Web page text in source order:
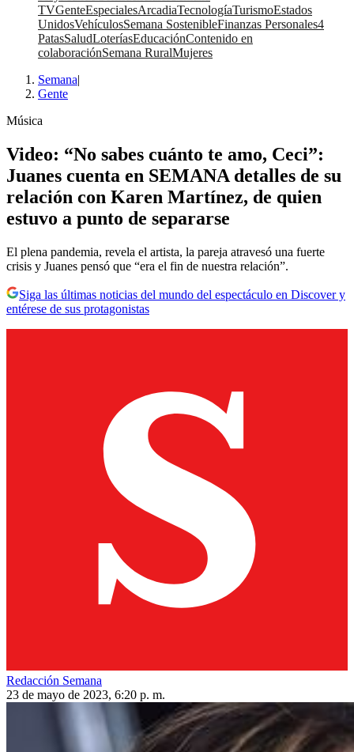
TVGenteEspecialesArcadiaTecnologíaTurismoEstados
UnidosVehículosSemana SostenibleFinanzas Personales4
PatasSaludLoteríasEducaciónContenido en
colaboraciónSemana RuralMujeres
Semana|
Gente
Música
Video: “No sabes cuánto te amo, Ceci”:
Juanes cuenta en SEMANA detalles de su
relación con Karen Martínez, de quien
estuvo a punto de separarse
El plena pandemia, revela el artista, la pareja atravesó una fuerte
crisis y Juanes pensó que “era el fin de nuestra relación”.
Siga las últimas noticias del mundo del espectáculo en Discover y
entérese de sus protagonistas
Redacción Semana
23 de mayo de 2023, 6:20 p. m.